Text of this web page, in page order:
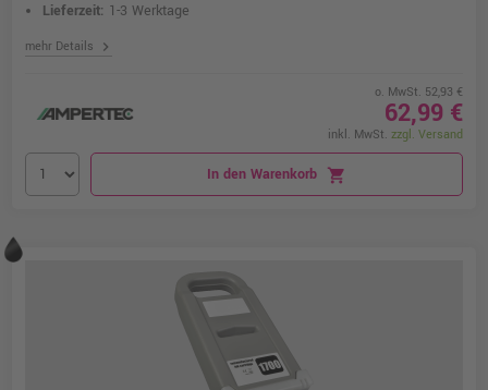
Lieferzeit: 1-3 Werktage
mehr Details chevron_right
o. MwSt. 52,93 €
62,99 €
inkl. MwSt. zzgl. Versand
In den Warenkorb shopping_cart